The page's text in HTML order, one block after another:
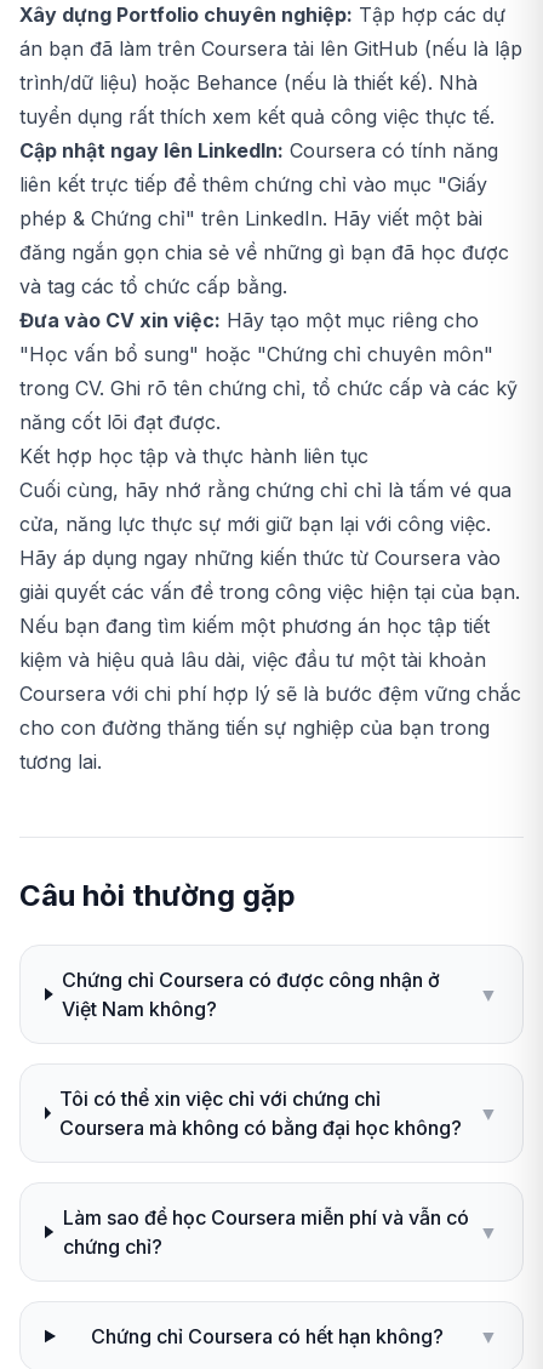
Xây dựng Portfolio chuyên nghiệp: Tập hợp các dự
án bạn đã làm trên Coursera tải lên GitHub (nếu là lập
trình/dữ liệu) hoặc Behance (nếu là thiết kế). Nhà
tuyển dụng rất thích xem kết quả công việc thực tế.
Cập nhật ngay lên LinkedIn: Coursera có tính năng
liên kết trực tiếp để thêm chứng chỉ vào mục "Giấy
phép & Chứng chỉ" trên LinkedIn. Hãy viết một bài
đăng ngắn gọn chia sẻ về những gì bạn đã học được
và tag các tổ chức cấp bằng.
Đưa vào CV xin việc: Hãy tạo một mục riêng cho
"Học vấn bổ sung" hoặc "Chứng chỉ chuyên môn"
trong CV. Ghi rõ tên chứng chỉ, tổ chức cấp và các kỹ
năng cốt lõi đạt được.
Kết hợp học tập và thực hành liên tục
Cuối cùng, hãy nhớ rằng chứng chỉ chỉ là tấm vé qua
cửa, năng lực thực sự mới giữ bạn lại với công việc.
Hãy áp dụng ngay những kiến thức từ Coursera vào
giải quyết các vấn đề trong công việc hiện tại của bạn.
Nếu bạn đang tìm kiếm một phương án học tập tiết
kiệm và hiệu quả lâu dài, việc đầu tư một tài khoản
Coursera với chi phí hợp lý sẽ là bước đệm vững chắc
cho con đường thăng tiến sự nghiệp của bạn trong
tương lai.
Câu hỏi thường gặp
Chứng chỉ Coursera có được công nhận ở
Việt Nam không?
▼
Tôi có thể xin việc chỉ với chứng chỉ
Coursera mà không có bằng đại học không?
▼
Làm sao để học Coursera miễn phí và vẫn có
chứng chỉ?
▼
Chứng chỉ Coursera có hết hạn không? ▼